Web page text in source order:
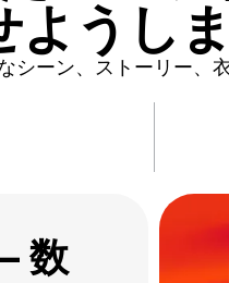
よう し
シーン、ストーリー、
数